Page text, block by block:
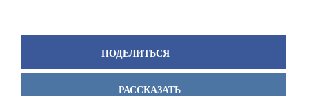
ПОДЕЛИТЬСЯ
РАССКАЗАТЬ